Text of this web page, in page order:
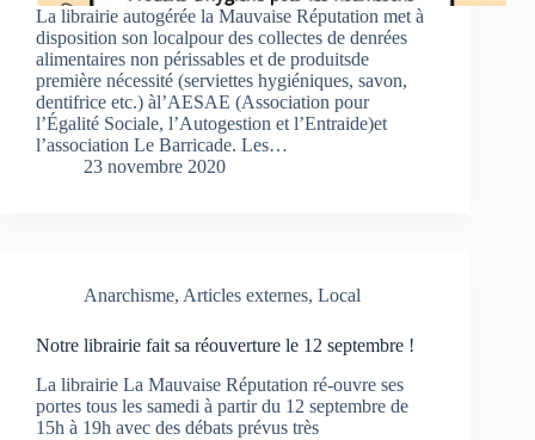
La librairie autogérée la Mauvaise Réputation met à
disposition son localpour des collectes de denrées
alimentaires non périssables et de produitsde
première nécessité (serviettes hygiéniques, savon,
dentifrice etc.) àl’AESAE (Association pour
l’Égalité Sociale, l’Autogestion et l’Entraide)et
l’association Le Barricade. Les…
23 novembre 2020
Anarchisme, Articles externes, Local
Notre librairie fait sa réouverture le 12 septembre !
La librairie La Mauvaise Réputation ré-ouvre ses
portes tous les samedi à partir du 12 septembre de
15h à 19h avec des débats prévus très